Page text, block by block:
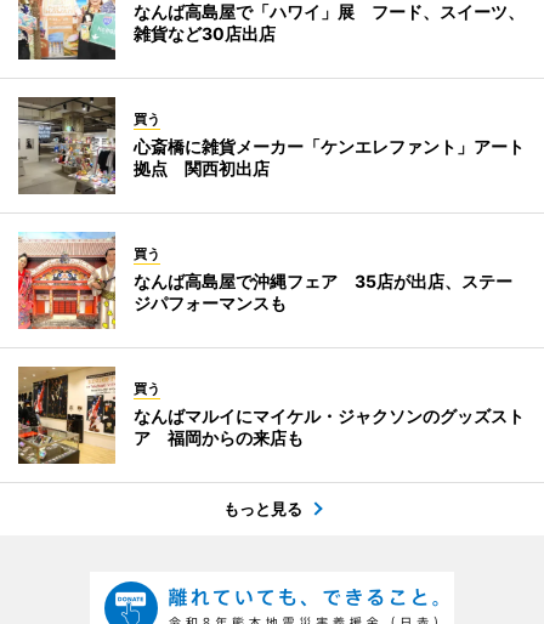
なんば高島屋で「ハワイ」展 フード、スイーツ、
雑貨など30店出店
買う
心斎橋に雑貨メーカー「ケンエレファント」アート
拠点 関西初出店
買う
なんば高島屋で沖縄フェア 35店が出店、ステー
ジパフォーマンスも
買う
なんばマルイにマイケル・ジャクソンのグッズスト
ア 福岡からの来店も
もっと見る